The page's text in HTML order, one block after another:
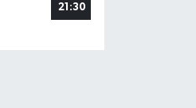
21:30